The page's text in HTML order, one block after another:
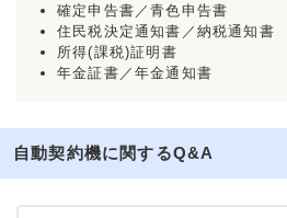
確定申告書／青色申告書
住民税決定通知書／納税通知書
所得(課税)証明書
年金証書／年金通知書
自動契約機に関するQ&A